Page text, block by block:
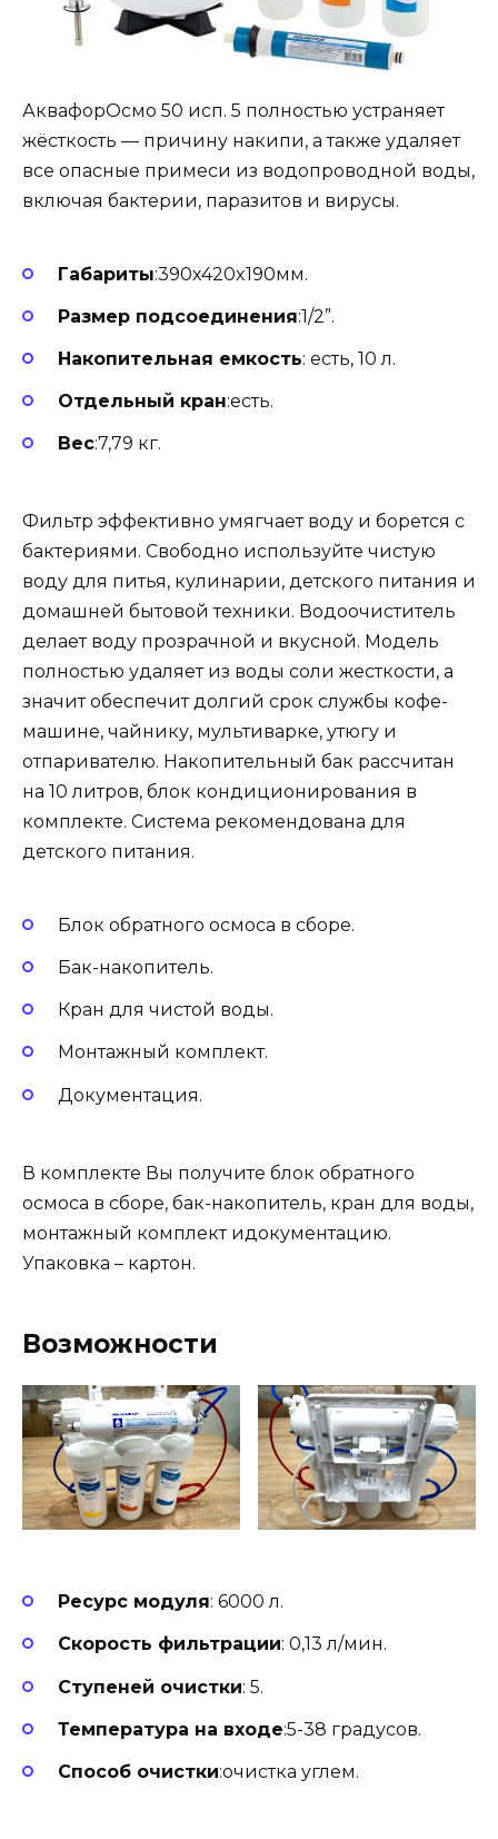
АквафорОсмо 50 исп. 5 полностью устраняет
жёсткость — причину накипи, а также удаляет
все опасные примеси из водопроводной воды,
включая бактерии, паразитов и вирусы.
Габариты:390x420x190мм.
Размер подсоединения:1/2”.
Накопительная емкость: есть, 10 л.
Отдельный кран:есть.
Вес:7,79 кг.
Фильтр эффективно умягчает воду и борется с
бактериями. Свободно используйте чистую
воду для питья, кулинарии, детского питания и
домашней бытовой техники. Водоочиститель
делает воду прозрачной и вкусной. Модель
полностью удаляет из воды соли жесткости, а
значит обеспечит долгий срок службы кофе-
машине, чайнику, мультиварке, утюгу и
отпаривателю. Накопительный бак рассчитан
на 10 литров, блок кондиционирования в
комплекте. Система рекомендована для
детского питания.
Блок обратного осмоса в сборе.
Бак-накопитель.
Кран для чистой воды.
Монтажный комплект.
Документация.
В комплекте Вы получите блок обратного
осмоса в сборе, бак-накопитель, кран для воды,
монтажный комплект идокументацию.
Упаковка – картон.
Возможности
Ресурс модуля: 6000 л.
Скорость фильтрации: 0,13 л/мин.
Ступеней очистки: 5.
Температура на входе:5-38 градусов.
Способ очистки:очистка углем.